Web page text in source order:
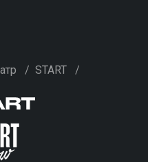
/ START /